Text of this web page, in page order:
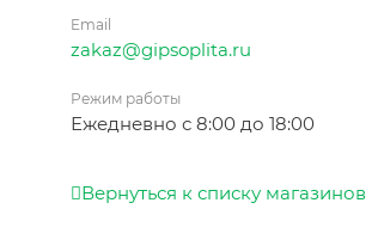
Email
zakaz@gipsoplita.ru
Режим работы
Ежедневно с 8:00 до 18:00
Вернуться к списку магазинов